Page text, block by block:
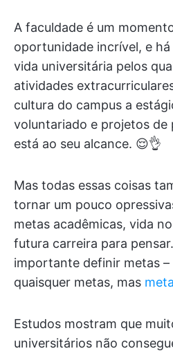
A faculdade é um
oportunidade incrível, e
vida universitária pelos
atividades
cultura do campus a
voluntariado e projetos
está ao seu alcance. 😌👌
Mas todas essas coisas
tornar um pouco
metas acadêmicas, vida
futura carreira para
importante definir metas –
quaisquer metas, mas
Estudos mostram que
universitários não